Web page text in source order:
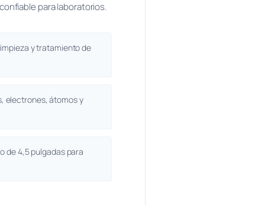
para laboratorios.
y tratamiento de
electrones, átomos y
de 4,5 pulgadas para